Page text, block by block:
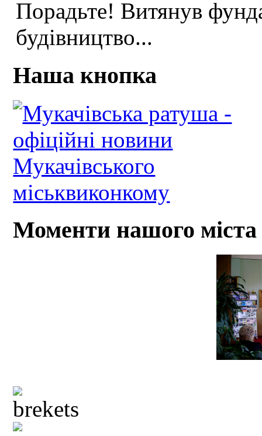
Порадьте! Витянув
будівництво...
Наша кнопка
Моменти нашого міста